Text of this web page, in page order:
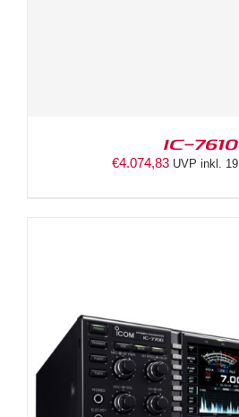
IC-7610
€4.074,83 UVP inkl.